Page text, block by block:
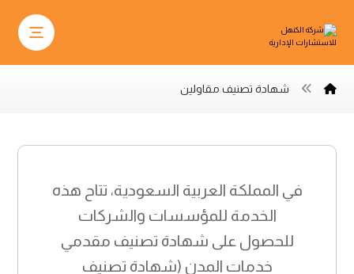
شهادة تصنيف مقاولين
في المملكة العربية السعودية، تتاح هذه
الخدمة للمؤسسات والشركات
للحصول على شهادة تصنيف مقدمي
خدمات المدن (شهادة تصنيف